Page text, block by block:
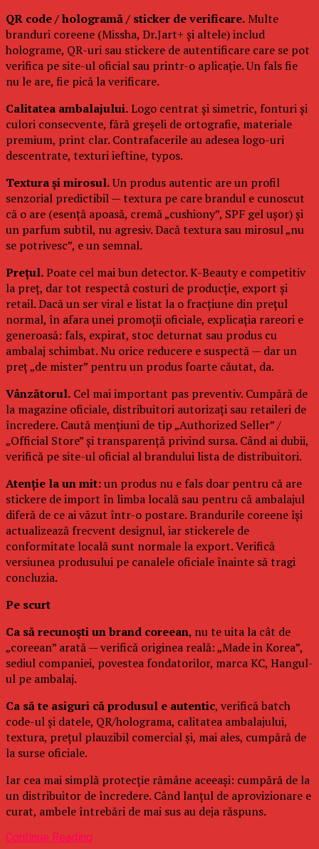
QR code / hologramă / sticker de verificare.Multe
branduri coreene (Missha, Dr.Jart+ și altele) includ
holograme, QR-uri sau stickere de autentificare care se pot
verifica pe site-ul oficial sau printr-o aplicație. Un fals fie
nu le are, fie pică la verificare.
Calitatea ambalajului.Logo centrat și simetric, fonturi și
culori consecvente, fără greșeli de ortografie, materiale
premium, print clar. Contrafacerile au adesea logo-uri
descentrate, texturi ieftine, typos.
Textura și mirosul.Un produs autentic are un profil
senzorial predictibil — textura pe care brandul e cunoscut
că o are (esență apoasă, cremă „cushiony”, SPF gel ușor) și
un parfum subtil, nu agresiv. Dacă textura sau mirosul „nu
se potrivesc”, e un semnal.
Prețul.Poate cel mai bun detector. K-Beauty e competitiv
la preț, dar tot respectă costuri de producție, export și
retail. Dacă un ser viral e listat la o fracțiune din prețul
normal, în afara unei promoții oficiale, explicația rareori e
generoasă: fals, expirat, stoc deturnat sau produs cu
ambalaj schimbat. Nu orice reducere e suspectă — dar un
preț „de mister” pentru un produs foarte căutat, da.
Vânzătorul. Cel mai important pas preventiv. Cumpără de
la magazine oficiale, distribuitori autorizați sau retaileri de
încredere. Caută mențiuni de tip „Authorized Seller” /
„Official Store” și transparență privind sursa. Când ai dubii,
verifică pe site-ul oficial al brandului lista de distribuitori.
Atenție la un mit:un produs nu e fals doar pentru că are
stickere de import în limba locală sau pentru că ambalajul
diferă de ce ai văzut într-o postare. Brandurile coreene își
actualizează frecvent designul, iar stickerele de
conformitate locală sunt normale la export. Verifică
versiunea produsului pe canalele oficiale înainte să tragi
concluzia.
Pe scurt
Ca să recunoști un brand coreean, nu te uita la cât de
„coreean” arată — verifică originea reală: „Made in Korea”,
sediul companiei, povestea fondatorilor, marca KC, Hangul-
ul pe ambalaj.
Ca să te asiguri că produsul e autentic, verifică batch
code-ul și datele, QR/holograma, calitatea ambalajului,
textura, prețul plauzibil comercial și, mai ales, cumpără de
la surse oficiale.
Iar cea mai simplă protecție rămâne aceeași: cumpără de la
un distribuitor de încredere. Când lanțul de aprovizionare e
curat, ambele întrebări de mai sus au deja răspuns.
Continue Reading